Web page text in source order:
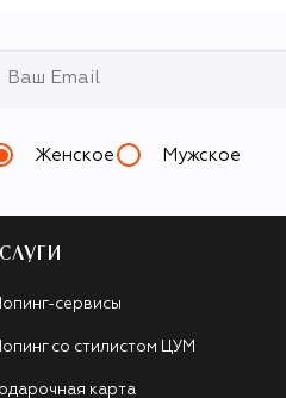
Женское Мужское
сервисы
со стилистом ЦУМ
карта